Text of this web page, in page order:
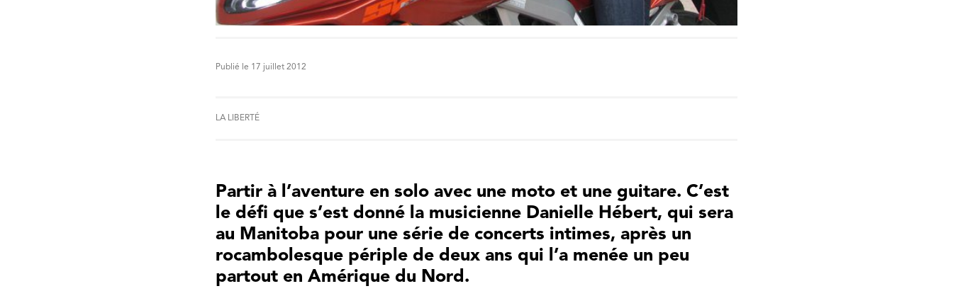
Publié le 17 juillet 2012
LA LIBERTÉ
Partir à l’aventure en solo avec une moto et une guitare. C’est
le défi que s’est donné la musicienne Danielle Hébert, qui sera
au Manitoba pour une série de concerts intimes, après un
rocambolesque périple de deux ans qui l’a menée un peu
partout en Amérique du Nord.